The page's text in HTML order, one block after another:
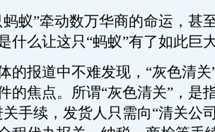
”牵动数万华商的命运，甚
什么让这只“蚂蚁”有了如此巨
报道中不难发现，“灰色清关
的焦点。所谓“灰色清关”，是
关手续，发货人只需向“清关公